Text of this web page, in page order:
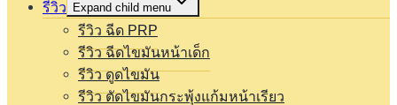
รีวิว
Expand child menu
รีวิว ฉีด PRP
รีวิว ฉีดไขมันหน้าเด็ก
รีวิว ดูดไขมัน
รีวิว ตัดไขมันกระพุ้งแก้มหน้าเรียว